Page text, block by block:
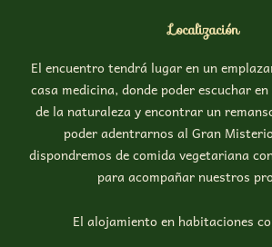
Localización
El encuentro tendrá lugar en un
casa medicina, donde poder escuchar
de la naturaleza y encontrar un
poder adentrarnos al Gran
dispondremos de comida vegetariana
para acompañar nuestros
El alojamiento en habitaciones